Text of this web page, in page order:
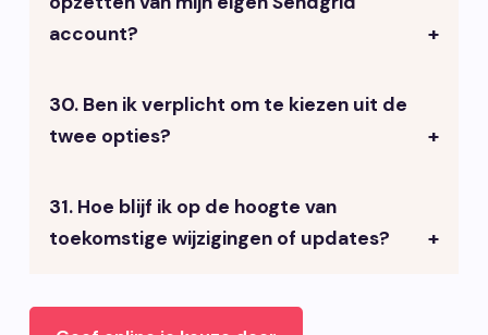
van VrijdagOnline.
account?
We kunnen jullie telefonisch assisteren
voor het aanmaken van een eigen
credentials van je account hebt
doorgegeven, implementeren wij code
rekening mee dat de implementatie
30. Ben ik verplicht om te kiezen uit de
twee opties?
E-mail is een essentieel onderdeel van
een website. We adviseren sterk om
opties. Voor het versturen van
31. Hoe blijf ik op de hoogte van
toekomstige wijzigingen of updates?
VrijdagOnline zal je informeren via e-